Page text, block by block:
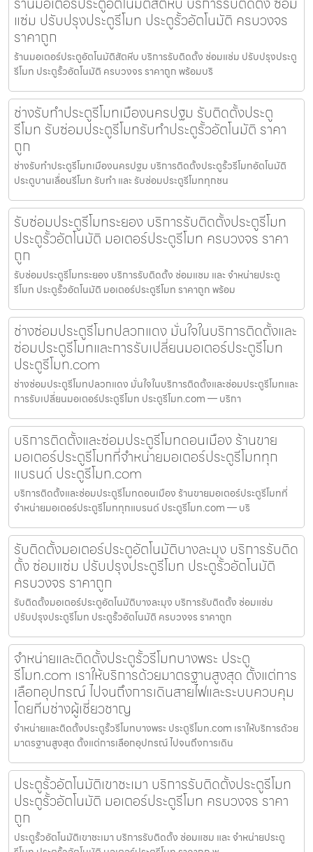
แซ่ม ปรับปรุงประตูรีโมท ประตูรั้วอัตโนมัติ ครบวงจร
ราคาถูก
ร้านมอเตอร์ประตูอัตโนมัติสัตหีบ บริการรับติดตั้ง ซ่อมแซ่ม ปรับปรุงประตู
รีโมท ประตูรั้วอัตโนมัติ ครบวงจร ราคาถูก พร้อมบริ
ช่างรับทำประตูรีโมทเมืองนครปฐม รับติดตั้งประตู
รีโมท รับซ่อมประตูรีโมทรับทำประตูรั้วอัตโนมัติ ราคา
ถูก
ช่างรับทำประตูรีโมทเมืองนครปฐม บริการติดตั้งประตูรั้วรีโมทอัตโนมัติ
ประตูบานเลื่อนรีโมท รับทำ และ รับซ่อมประตูรีโมททุกชน
รับซ่อมประตูรีโมทระยอง บริการรับติดตั้งประตูรีโมท
ประตูรั้วอัตโนมัติ มอเตอร์ประตูรีโมท ครบวงจร ราคา
ถูก
รับซ่อมประตูรีโมทระยอง บริการรับติดตั้ง ซ่อมแซม และ จำหน่ายประตู
รีโมท ประตูรั้วอัตโนมัติ มอเตอร์ประตูรีโมท ราคาถูก พร้อม
ช่างซ่อมประตูรีโมทปลวกแดง มั่นใจในบริการติดตั้งและ
ซ่อมประตูรีโมทและการรับเปลี่ยนมอเตอร์ประตูรีโมท
ประตูรีโมท.com
ช่างซ่อมประตูรีโมทปลวกแดง มั่นใจในบริการติดตั้งและซ่อมประตูรีโมทและ
การรับเปลี่ยนมอเตอร์ประตูรีโมท ประตูรีโมท.com — บริกา
บริการติดตั้งและซ่อมประตูรีโมทดอนเมือง ร้านขาย
มอเตอร์ประตูรีโมทที่จำหน่ายมอเตอร์ประตูรีโมททุก
แบรนด์ ประตูรีโมท.com
บริการติดตั้งและซ่อมประตูรีโมทดอนเมือง ร้านขายมอเตอร์ประตูรีโมทที่
จำหน่ายมอเตอร์ประตูรีโมททุกแบรนด์ ประตูรีโมท.com — บริ
รับติดตั้งมอเตอร์ประตูอัตโนมัติบางละมุง บริการรับติด
ตั้ง ซ่อมแซ่ม ปรับปรุงประตูรีโมท ประตูรั้วอัตโนมัติ
ครบวงจร ราคาถูก
รับติดตั้งมอเตอร์ประตูอัตโนมัติบางละมุง บริการรับติดตั้ง ซ่อมแซ่ม
ปรับปรุงประตูรีโมท ประตูรั้วอัตโนมัติ ครบวงจร ราคาถูก
จำหน่ายและติดตั้งประตูรั้วรีโมทบางพระ ประตู
รีโมท.com เราให้บริการด้วยมาตรฐานสูงสุด ตั้งแต่การ
เลือกอุปกรณ์ ไปจนถึงการเดินสายไฟและระบบควบคุม
โดยทีมช่างผู้เชี่ยวชาญ
จำหน่ายและติดตั้งประตูรั้วรีโมทบางพระ ประตูรีโมท.com เราให้บริการด้วย
มาตรฐานสูงสุด ตั้งแต่การเลือกอุปกรณ์ ไปจนถึงการเดิน
ประตูรั้วอัตโนมัติเขาชะเมา บริการรับติดตั้งประตูรีโมท
ประตูรั้วอัตโนมัติ มอเตอร์ประตูรีโมท ครบวงจร ราคา
ถูก
ประตูรั้วอัตโนมัติเขาชะเมา บริการรับติดตั้ง ซ่อมแซม และ จำหน่ายประตู